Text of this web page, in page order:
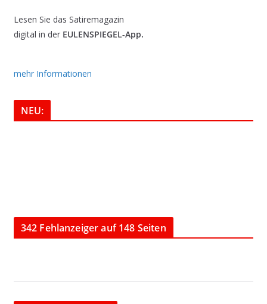
Lesen Sie das Satiremagazin
digital in der EULENSPIEGEL-App.
mehr Informationen
NEU:
342 Fehlanzeiger auf 148 Seiten